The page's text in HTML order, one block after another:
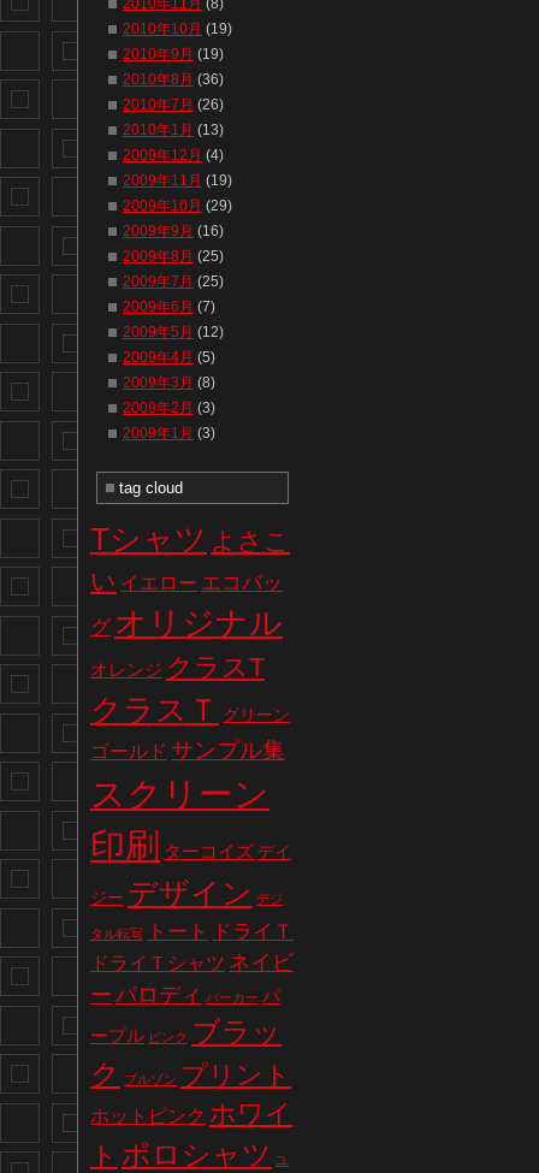
2010年11月 (8)
2010年10月 (19)
2010年9月 (19)
2010年8月 (36)
2010年7月 (26)
2010年1月 (13)
2009年12月 (4)
2009年11月 (19)
2009年10月 (29)
2009年9月 (16)
2009年8月 (25)
2009年7月 (25)
2009年6月 (7)
2009年5月 (12)
2009年4月 (5)
2009年3月 (8)
2009年2月 (3)
2009年1月 (3)
tag cloud
Tシャツ よさこ
い イエロー エコバッ
グ オリジナル
オレンジ クラスT
クラスＴ グリーン
ゴールド サンプル集
スクリーン
印刷
ターコイズ デイ
ジー デザイン デジ
タル転写 トート ドライＴ
ドライＴシャツ ネイビ
ー パロディ パーカー パ
ープル ピンク ブラッ
ク
ブルゾン プリント
ホットピンク ホワイ
ト ポロシャツ ユ